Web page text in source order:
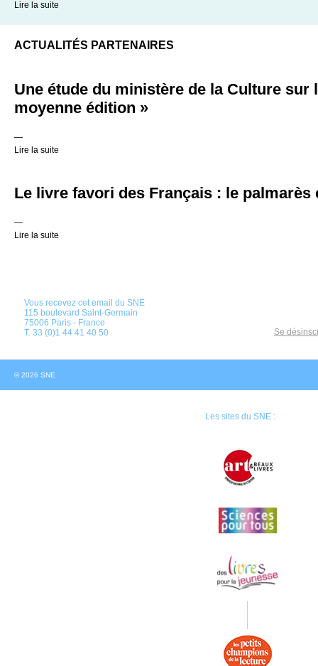
Lire la suite
ACTUALITÉS PARTENAIRES
Une étude du ministère de la Culture sur
moyenne édition »
—
Lire la suite
Le livre favori des Français : le palmarès
—
Lire la suite
Vous recevez cet email du SNE
115 boulevard Saint-Germain
75006 Paris - France
T. 33 (0)1 44 41 40 50
Se
© 2026 SNE
Les sites du SNE :